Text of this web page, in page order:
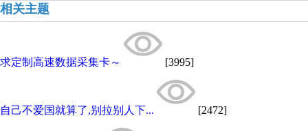
相关主题
求定制高速数据采集卡～ [3995]
自己不爱国就算了,别拉别人下... [2472]